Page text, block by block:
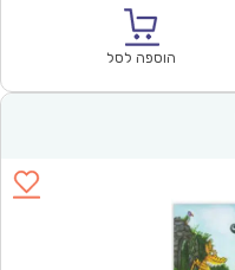
הוספה לסל